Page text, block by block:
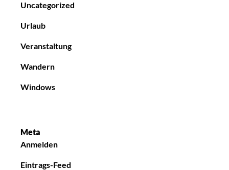
Uncategorized
Urlaub
Veranstaltung
Wandern
Windows
Meta
Anmelden
Eintrags-Feed